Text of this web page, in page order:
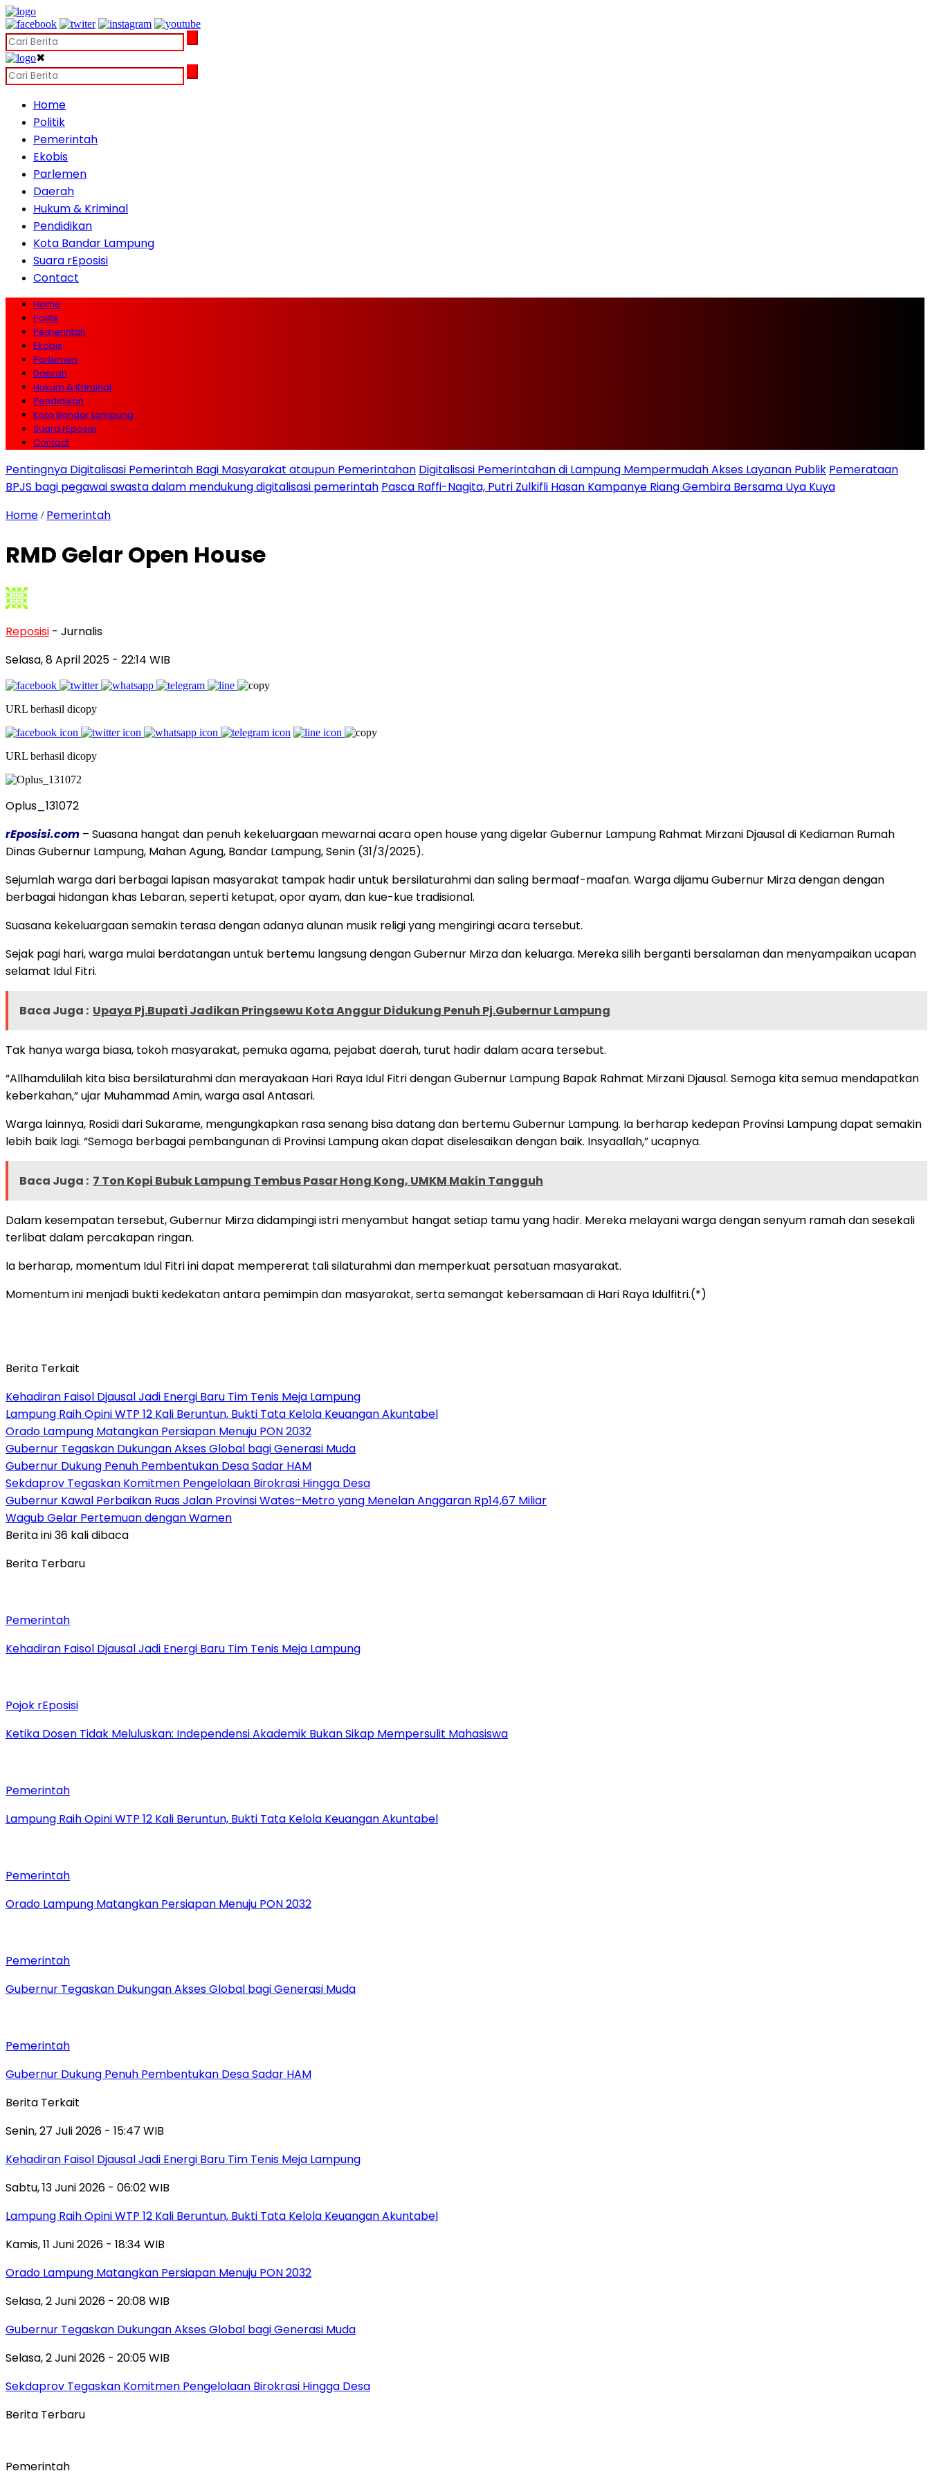
✖
Home
Politik
Pemerintah
Ekobis
Parlemen
Daerah
Hukum & Kriminal
Pendidikan
Kota Bandar Lampung
Suara rEposisi
Contact
Home
Politik
Pemerintah
Ekobis
Parlemen
Daerah
Hukum & Kriminal
Pendidikan
Kota Bandar Lampung
Suara rEposisi
Contact
Pentingnya Digitalisasi Pemerintah Bagi Masyarakat ataupun Pemerintahan Digitalisasi Pemerintahan di Lampung Mempermudah Akses Layanan Publik Pemerataan
BPJS bagi pegawai swasta dalam mendukung digitalisasi pemerintah Pasca Raffi-Nagita, Putri Zulkifli Hasan Kampanye Riang Gembira Bersama Uya Kuya
Home / Pemerintah
RMD Gelar Open House
Reposisi - Jurnalis
Selasa, 8 April 2025 - 22:14 WIB
URL berhasil dicopy
URL berhasil dicopy
Oplus_131072
rEposisi.com – Suasana hangat dan penuh kekeluargaan mewarnai acara open house yang digelar Gubernur Lampung Rahmat Mirzani Djausal di Kediaman Rumah
Dinas Gubernur Lampung, Mahan Agung, Bandar Lampung, Senin (31/3/2025).
Sejumlah warga dari berbagai lapisan masyarakat tampak hadir untuk bersilaturahmi dan saling bermaaf-maafan. Warga dijamu Gubernur Mirza dengan dengan
berbagai hidangan khas Lebaran, seperti ketupat, opor ayam, dan kue-kue tradisional.
Suasana kekeluargaan semakin terasa dengan adanya alunan musik religi yang mengiringi acara tersebut.
Sejak pagi hari, warga mulai berdatangan untuk bertemu langsung dengan Gubernur Mirza dan keluarga. Mereka silih berganti bersalaman dan menyampaikan ucapan
selamat Idul Fitri.
Baca Juga : Upaya Pj.Bupati Jadikan Pringsewu Kota Anggur Didukung Penuh Pj.Gubernur Lampung
Tak hanya warga biasa, tokoh masyarakat, pemuka agama, pejabat daerah, turut hadir dalam acara tersebut.
“Allhamdulilah kita bisa bersilaturahmi dan merayakaan Hari Raya Idul Fitri dengan Gubernur Lampung Bapak Rahmat Mirzani Djausal. Semoga kita semua mendapatkan
keberkahan,” ujar Muhammad Amin, warga asal Antasari.
Warga lainnya, Rosidi dari Sukarame, mengungkapkan rasa senang bisa datang dan bertemu Gubernur Lampung. Ia berharap kedepan Provinsi Lampung dapat semakin
lebih baik lagi. “Semoga berbagai pembangunan di Provinsi Lampung akan dapat diselesaikan dengan baik. Insyaallah,” ucapnya.
Baca Juga : 7 Ton Kopi Bubuk Lampung Tembus Pasar Hong Kong, UMKM Makin Tangguh
Dalam kesempatan tersebut, Gubernur Mirza didampingi istri menyambut hangat setiap tamu yang hadir. Mereka melayani warga dengan senyum ramah dan sesekali
terlibat dalam percakapan ringan.
Ia berharap, momentum Idul Fitri ini dapat mempererat tali silaturahmi dan memperkuat persatuan masyarakat.
Momentum ini menjadi bukti kedekatan antara pemimpin dan masyarakat, serta semangat kebersamaan di Hari Raya Idulfitri.(*)
Berita Terkait
Kehadiran Faisol Djausal Jadi Energi Baru Tim Tenis Meja Lampung
Lampung Raih Opini WTP 12 Kali Beruntun, Bukti Tata Kelola Keuangan Akuntabel
Orado Lampung Matangkan Persiapan Menuju PON 2032
Gubernur Tegaskan Dukungan Akses Global bagi Generasi Muda
Gubernur Dukung Penuh Pembentukan Desa Sadar HAM
Sekdaprov Tegaskan Komitmen Pengelolaan Birokrasi Hingga Desa
Gubernur Kawal Perbaikan Ruas Jalan Provinsi Wates–Metro yang Menelan Anggaran Rp14,67 Miliar
Wagub Gelar Pertemuan dengan Wamen
Berita ini 36 kali dibaca
Berita Terbaru
Pemerintah
Kehadiran Faisol Djausal Jadi Energi Baru Tim Tenis Meja Lampung
Pojok rEposisi
Ketika Dosen Tidak Meluluskan: Independensi Akademik Bukan Sikap Mempersulit Mahasiswa
Pemerintah
Lampung Raih Opini WTP 12 Kali Beruntun, Bukti Tata Kelola Keuangan Akuntabel
Pemerintah
Orado Lampung Matangkan Persiapan Menuju PON 2032
Pemerintah
Gubernur Tegaskan Dukungan Akses Global bagi Generasi Muda
Pemerintah
Gubernur Dukung Penuh Pembentukan Desa Sadar HAM
Berita Terkait
Senin, 27 Juli 2026 - 15:47 WIB
Kehadiran Faisol Djausal Jadi Energi Baru Tim Tenis Meja Lampung
Sabtu, 13 Juni 2026 - 06:02 WIB
Lampung Raih Opini WTP 12 Kali Beruntun, Bukti Tata Kelola Keuangan Akuntabel
Kamis, 11 Juni 2026 - 18:34 WIB
Orado Lampung Matangkan Persiapan Menuju PON 2032
Selasa, 2 Juni 2026 - 20:08 WIB
Gubernur Tegaskan Dukungan Akses Global bagi Generasi Muda
Selasa, 2 Juni 2026 - 20:05 WIB
Sekdaprov Tegaskan Komitmen Pengelolaan Birokrasi Hingga Desa
Berita Terbaru
Pemerintah